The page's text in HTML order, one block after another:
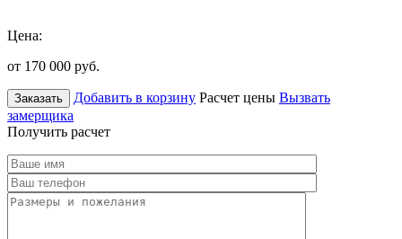
Цена:
от 170 000 руб.
Заказать Добавить в корзину Расчет цены Вызвать
замерщика
Получить расчет